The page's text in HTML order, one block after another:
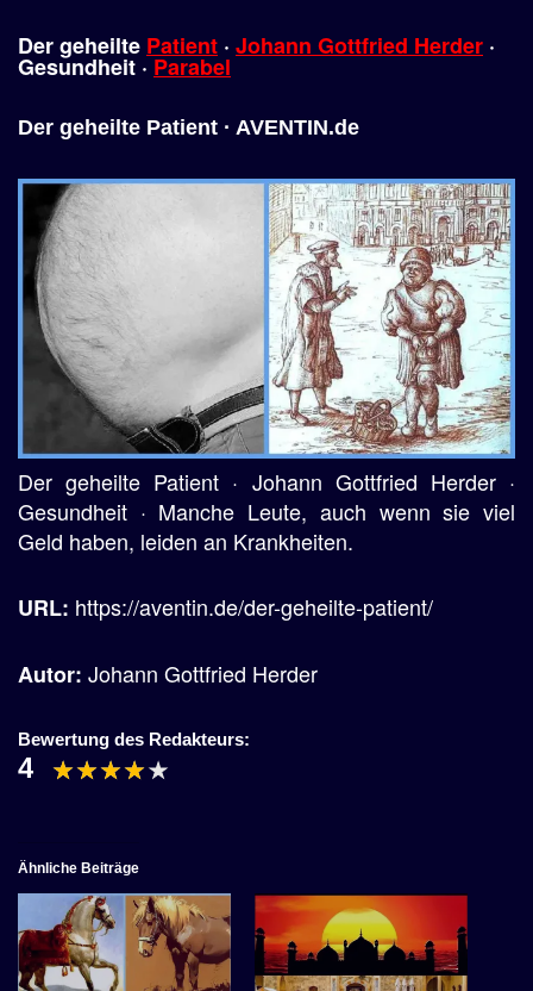
Der geheilte Patient · Johann Gottfried Herder ·
Gesundheit ·Parabel
Der geheilte Patient · AVENTIN.de
Der geheilte Patient · Johann Gottfried Herder ·
Gesundheit · Manche Leute, auch wenn sie viel
Geld haben, leiden an Krankheiten.
URL: https://aventin.de/der-geheilte-patient/
Autor: Johann Gottfried Herder
Bewertung des Redakteurs:
4
Ähnliche Beiträge